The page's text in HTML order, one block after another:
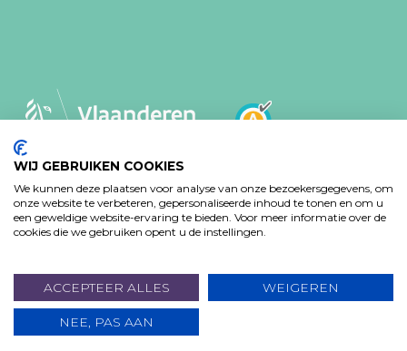
DOE EEN GIFT
MVO-BELEID
PRIVACY VERKLARING
TOEGANKELIJKHEIDSVERKLARING
www.koba.be
WIJ GEBRUIKEN COOKIES
We kunnen deze plaatsen voor analyse van onze bezoekersgegevens, om
onze website te verbeteren, gepersonaliseerde inhoud te tonen en om u
een geweldige website-ervaring te bieden. Voor meer informatie over de
cookies die we gebruiken opent u de instellingen.
ACCEPTEER ALLES WEIGEREN
NEE, PAS AAN